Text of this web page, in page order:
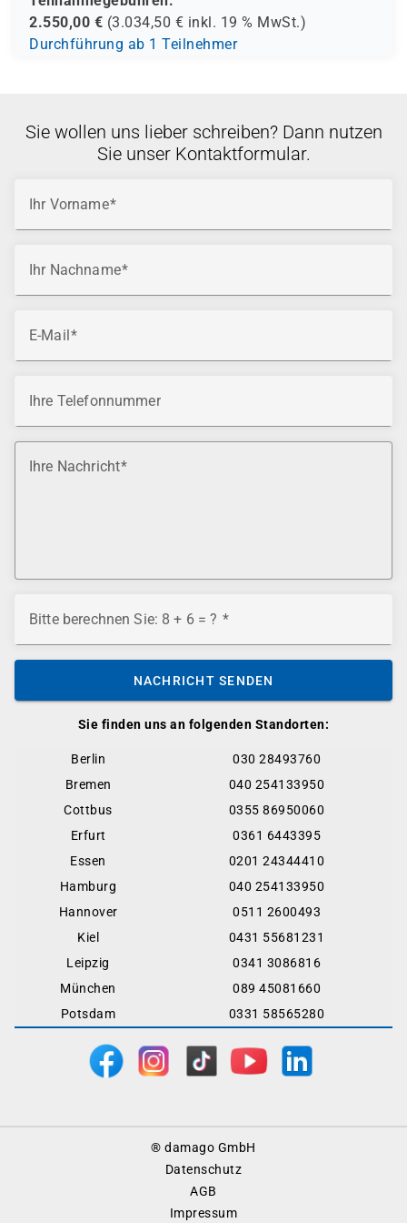
2.550,00 € (3.034,50 € inkl. 19 % MwSt.)
Durchführung ab 1 Teilnehmer
Sie finden uns an folgenden Standorten:
Berlin
030 28493760
Bremen
040 254133950
Cottbus
0355 86950060
Erfurt
0361 6443395
Essen
0201 24344410
Hamburg
040 254133950
Hannover
0511 2600493
Kiel
0431 55681231
Leipzig
0341 3086816
München
089 45081660
Potsdam
0331 58565280
Sie wollen uns lieber schreiben? Dann nutzen
Sie unser Kontaktformular.
Ihr Vorname
Ihr Nachname
E-Mail
Ihre Telefonnummer
Ihre Nachricht
Bitte berechnen Sie: 8 + 6 = ?
NACHRICHT SENDEN
® damago GmbH
Datenschutz
AGB
Impressum